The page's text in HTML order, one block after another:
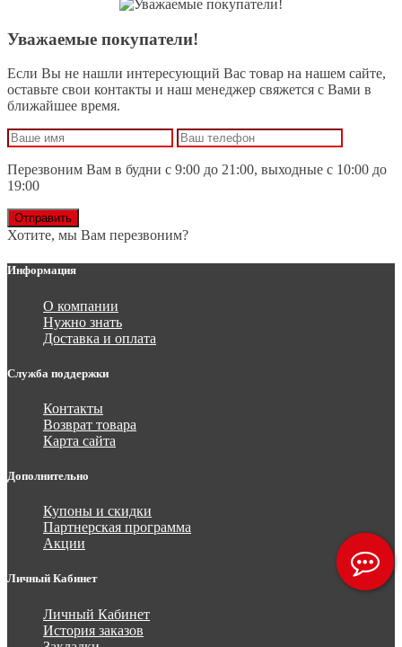
Уважаемые покупатели!
Если Вы не нашли интересующий Вас товар на нашем сайте,
оставьте свои контакты и наш менеджер свяжется с Вами в
ближайшее время.
Перезвоним Вам в будни с 9:00 до 21:00, выходные с 10:00 до
19:00
Отправить
Хотите, мы Вам перезвоним?
Информация
О компании
Нужно знать
Доставка и оплата
Служба поддержки
Контакты
Возврат товара
Карта сайта
Дополнительно
Купоны и скидки
Партнерская программа
Акции
Личный Кабинет
Личный Кабинет
История заказов